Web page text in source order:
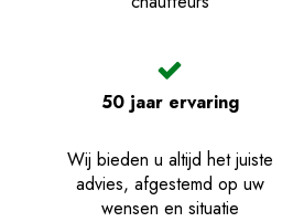
50 jaar ervaring
Wij bieden u altijd het juiste
advies, afgestemd op uw
wensen en situatie